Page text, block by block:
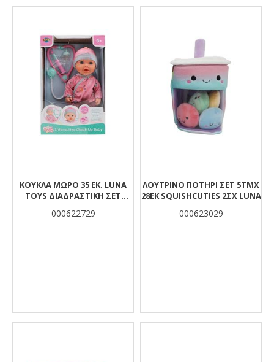
Αποτελέσματα
ΚΟΎΚΛΑ ΜΩΡΌ 35 ΕΚ. LUNA
TOYS ΔΙΑΔΡΑΣΤΙΚΉ ΣΕΤ
000622729
ΛΟΥΤΡΙΝΟ ΠΟΤΗΡΙ ΣΕΤ 5ΤΜΧ
28ΕΚ SQUISHCUTIES 2ΣΧ LUNA
000623029